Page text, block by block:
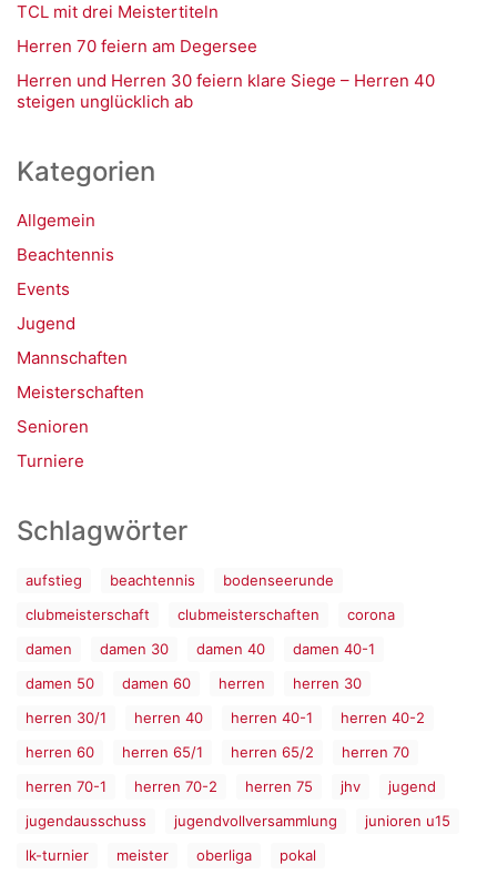
TCL mit drei Meistertiteln
Herren 70 feiern am Degersee
Herren und Herren 30 feiern klare Siege – Herren 40
steigen unglücklich ab
Kategorien
Allgemein
Beachtennis
Events
Jugend
Mannschaften
Meisterschaften
Senioren
Turniere
Schlagwörter
aufstieg beachtennis
bodenseerunde
clubmeisterschaft
clubmeisterschaften
corona
damen
damen 30 damen 40
damen 40-1
damen 50
damen 60 herren
herren 30
herren 30/1
herren 40 herren 40-1
herren 40-2
herren 60
herren 65/1 herren 65/2
herren 70
herren 70-1
herren 70-2 herren 75 jhv
jugend
jugendausschuss
jugendvollversammlung
junioren u15
lk-turnier
meister oberliga
pokal